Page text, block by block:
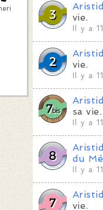
vie.
Il y a
vie.
Il y a
sa vie.
Il y a
du
Il y a
vie.